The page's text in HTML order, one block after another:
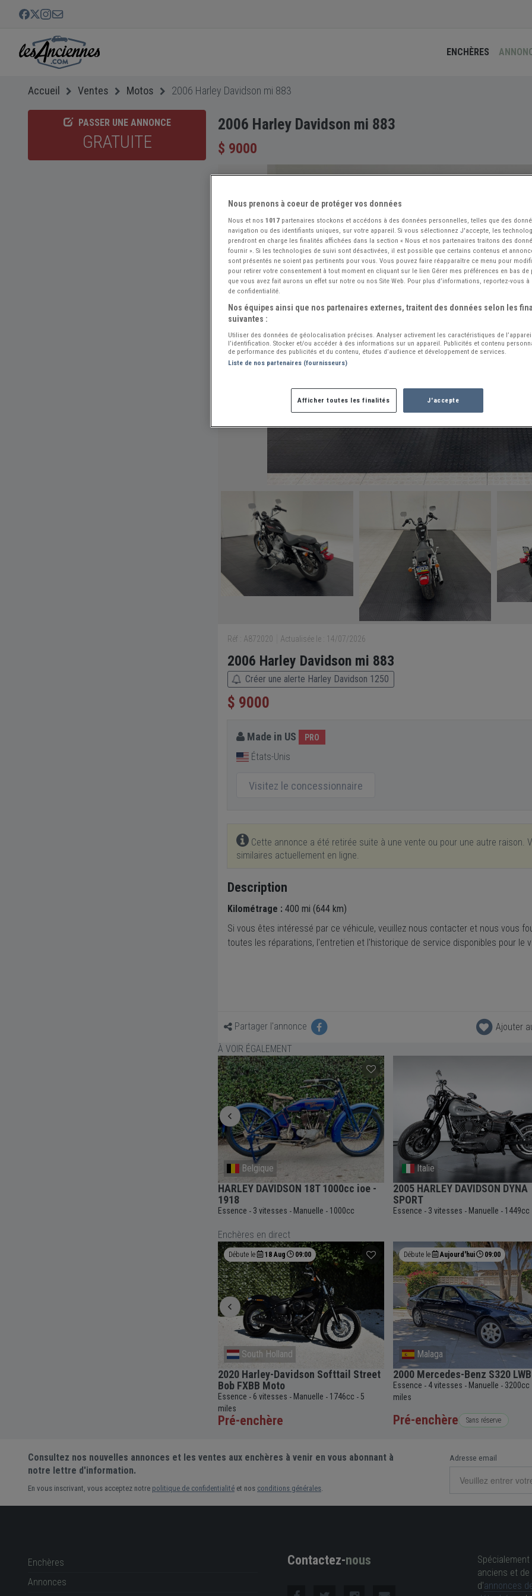
ENCHÈRES
Accueil Ventes Motos 2006 Harley Davidson mi 883
PASSER UNE ANNONCE
GRATUITE
2006 Harley Davidson mi 883
$ 9000
Réf : A872020 Actualisée le : 14/07/2026
2006 Harley Davidson mi 883
Créer une alerte Harley Davidson 1250
$ 9000
Made in US PRO
États-Unis
Visitez le concessionnaire
Cette annonce a été retirée suite à une vente ou pour une autre
similaires actuellement en ligne.
Description
Kilométrage : 400 mi (644 km)
Si vous êtes intéressé par ce véhicule, veuillez nous contacter et nous vous
toutes les réparations, l'entretien et l'historique de service disponibles pour le
Partager l'annonce
Ajouter
À VOIR ÉGALEMENT
Belgique
HARLEY DAVIDSON 18T 1000cc ioe -
1918
Essence - 3 vitesses - Manuelle - 1000cc
Italie
2005 HARLEY DAVIDSON DYNA
SPORT
Essence - 3 vitesses - Manuelle - 1449cc
Enchères en direct
Débute le 18 Aug 09:00
South Holland
2020 Harley-Davidson Softtail Street
Bob FXBB Moto
Essence - 6 vitesses - Manuelle - 1746cc - 5
miles
Pré-enchère
Débute le Aujourd'hui 09:00
Malaga
2000 Mercedes-Benz S320 LWB
Essence - 4 vitesses - Manuelle - 3200cc
miles
Pré-enchère Sans réserve
Consultez nos nouvelles annonces et les ventes aux enchères à venir en vous abonnant à
notre lettre d'information.
En vous inscrivant, vous acceptez notre politique de confidentialité et nos conditions générales.
Adresse email
Enchères
Annonces
Contactez-nous
anciens et
d'annonces
Nous prenons à coeur de protéger vos données
Nous et nos 1017 partenaires stockons et accédons à des données personnelles, telles que des
navigation ou des identifiants uniques, sur votre appareil. Si vous sélectionnez J'accepte, les
prendront en charge les finalités affichées dans la section « Nous et nos partenaires traitons des
fournir ». Si les technologies de suivi sont désactivées, il est possible que certains contenus et
sont présentés ne soient pas pertinents pour vous. Vous pouvez faire réapparaître ce menu pour
pour retirer votre consentement à tout moment en cliquant sur le lien Gérer mes préférences en bas de
que vous avez fait aurons un effet sur notre ou nos Site Web. Pour plus d’informations, reportez-vous
de confidentialité.
Nos équipes ainsi que nos partenaires externes, traitent des données selon les
suivantes :
Utiliser des données de géolocalisation précises. Analyser activement les caractéristiques de
l’identification. Stocker et/ou accéder à des informations sur un appareil. Publicités et contenu
de performance des publicités et du contenu, études d’audience et développement de services.
Liste de nos partenaires (fournisseurs)
Afficher toutes les finalités J'accepte